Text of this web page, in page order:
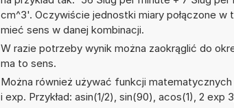
cm^3'. Oczywiście jednostki miary połączone
mieć sens w danej kombinacji.
W razie potrzeby wynik można zaokrąglić do
ma to sens.
Można również używać funkcji
i exp. Przykład: asin(1/2), sin(90), acos(1), 2